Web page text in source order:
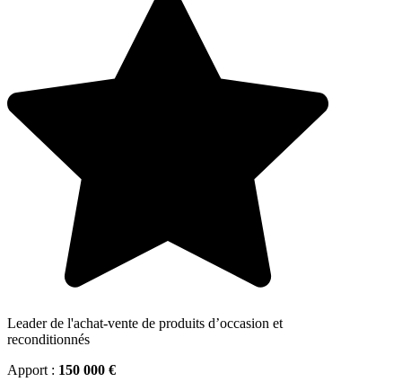
Leader de l'achat-vente de produits d’occasion et
reconditionnés
Apport : 150 000 €